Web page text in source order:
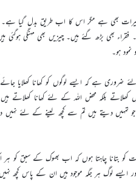
بھی ہے مگر اس کا اب طریق بدل گیا ہے۔
بھی بڑھ گئے ہیں۔ چیزیں بھی مہنگی ہوگئی
ہو۔
ضروری ہے کہ ایسے لوگوں کو کھانا کھلایا
کھلاتے بلکہ محض اللہ کے لئے کھانا کھلاتے
تمہیں دیتے ہیں تم سے کچھ لینے کے لئے
کو بتانا چاہتا ہوں کہ اب بھوک کے سبق کو
ایسے لوگ ہر جگہ موجود ہیں ان کے پاس کچھ